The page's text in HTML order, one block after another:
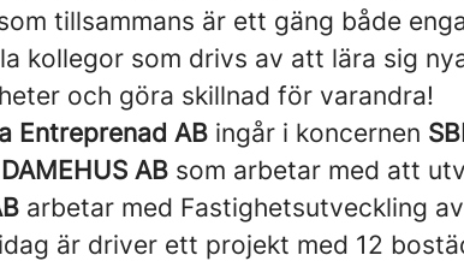
tillsammans är ett gäng både
kollegor som drivs av att lära sig
och göra skillnad för varandra!
Entreprenad AB ingår i koncernen
DAMEHUS AB som arbetar med att
arbetar med Fastighetsutveckling
är driver ett projekt med 12